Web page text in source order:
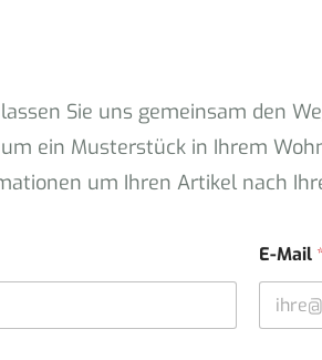
Sie uns gemeinsam den
ein Musterstück in Ihrem
um Ihren Artikel nach
E-Mail